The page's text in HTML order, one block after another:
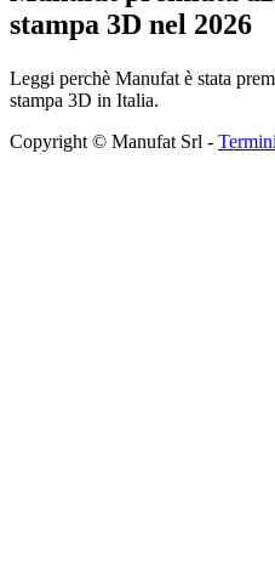
stampa 3D nel 2026
Leggi perchè Manufat è stata
stampa 3D in Italia.
Copyright © Manufat Srl -